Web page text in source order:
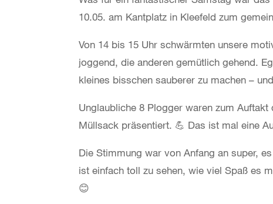
10.05. am Kantplatz in Kleefeld zum
Von 14 bis 15 Uhr schwärmten unsere
joggend, die anderen gemütlich gehend.
kleines bisschen sauberer zu machen –
Unglaubliche 8 Plogger waren zum
Müllsack präsentiert. 💪 Das ist mal eine
Die Stimmung war von Anfang an super,
ist einfach toll zu sehen, wie viel Spaß es
😊